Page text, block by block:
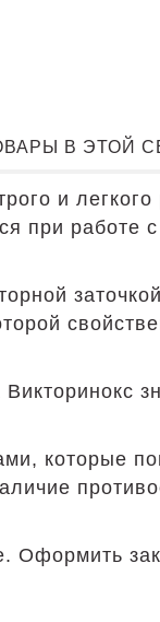
В ЭТОЙ
и легкого
при работе
которые
Оформить